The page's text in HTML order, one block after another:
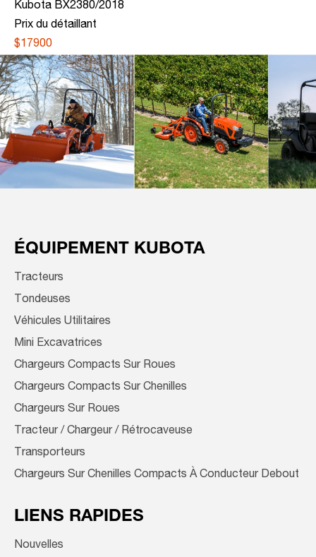
Kubota BX2380/2018
Prix du détaillant
$17900
ÉQUIPEMENT KUBOTA
Tracteurs
Tondeuses
Véhicules Utilitaires
Mini Excavatrices
Chargeurs Compacts Sur Roues
Chargeurs Compacts Sur Chenilles
Chargeurs Sur Roues
Tracteur / Chargeur / Rétrocaveuse
Transporteurs
Chargeurs Sur Chenilles Compacts À Conducteur Debout
LIENS RAPIDES
Nouvelles